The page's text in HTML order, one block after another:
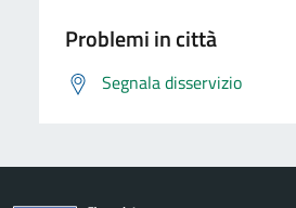
Problemi in città
Segnala disservizio